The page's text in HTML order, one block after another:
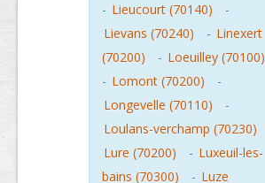
- Lieucourt (70140)
-
Lievans (70240)
- Linexert
(70200)
- Loeuilley (70100)
- Lomont (70200)
-
Longevelle (70110)
-
Loulans-verchamp (70230)
Lure (70200)
- Luxeuil-les-
bains (70300)
- Luze